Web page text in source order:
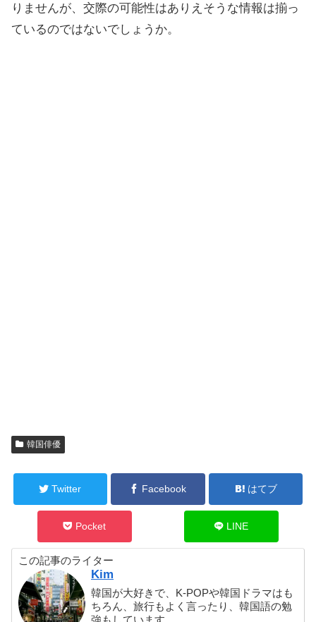
りませんが、交際の可能性はありえそうな情報は揃っ
ているのではないでしょうか。
韓国俳優
Twitter Facebook はてブ
Pocket LINE
この記事のライター
Kim
韓国が大好きで、K-POPや韓国ドラマはも
ちろん、旅行もよく言ったり、韓国語の勉